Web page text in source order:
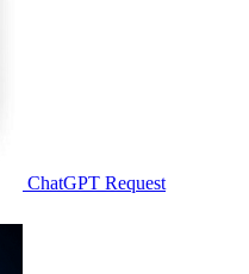
ChatGPT Request